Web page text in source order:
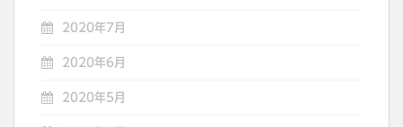
2020年7月
2020年6月
2020年5月